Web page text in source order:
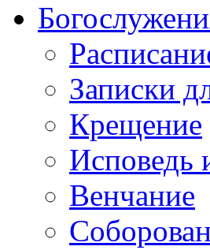
Записки
Крещение
Исповедь
Венчание